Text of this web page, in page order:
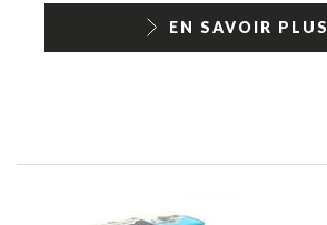
EN SAVOIR PLUS